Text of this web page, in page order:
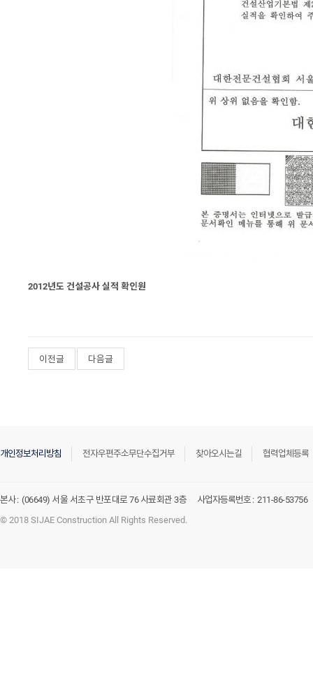
2012년도 건설공사 실적 확인원
이전글 다음글
개인정보처리방침 전자우편주소무단수집거부 찾아오시는길 협력업체등록
본사 : (06649) 서울 서초구 반포대로 76 사료회관 3층 사업자등록번호 : 211-86-53756
© 2018 SIJAE Construction All Rights Reserved.